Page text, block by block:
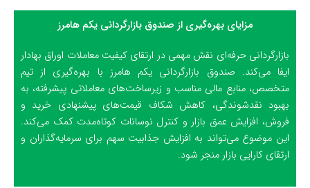
مزایای بهره‌گیری از صندوق بازارگردانی یکم هامرز
بازارگردانی حرفه‌ای نقش مهمی در ارتقای کیفیت معاملات اوراق بهادار
ایفا می‌کند. صندوق بازارگردانی یکم هامرز با بهره‌گیری از تیم
متخصص، منابع مالی مناسب و زیرساخت‌های معاملاتی پیشرفته، به
بهبود نقدشوندگی، کاهش شکاف قیمت‌های پیشنهادی خرید و
فروش، افزایش عمق بازار و کنترل نوسانات کوتاه‌مدت کمک می‌کند.
این موضوع می‌تواند به افزایش جذابیت سهم برای سرمایه‌گذاران و
ارتقای کارایی بازار منجر شود.